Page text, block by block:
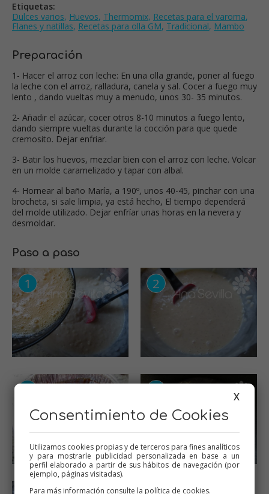
Etiquetas:
Dulces varios, Huevos, Thermomix, Recetas para el varoma,
Flanes y natillas, Recetas para olla GM, Tradicional, Mambo
Preparación
1- Hacer el arroz con leche: En una olla grande, poner al fuego
la leche con el arroz, ralladura, canela y sal. Cocer a fuego muy
lento , dando vueltas muy a menudo, unos 30- 35 minutos.
2- Añadir el azúcar, cocer otros 8-10 minutos a fuego lento,
dando siempre vueltas durante la cocción para que quede
cremosito. Dejar enfriar.
3- Batir los huevos, mezclar bien con el arroz con leche. Volcar
en un molde caramelizado y tapar con albal.
4- Hornear al baño María, a 190º, unos 40-45, pinchar con una
brocheta, si sale limpia, ya está hecho, El tiempo dependerá
del molde utilizado. Dejar enfríar unas horas en la nevera y
desmoldar.
Paso a paso
X
Consentimiento de Cookies
Utilizamos cookies propias y de terceros para fines analíticos
y para mostrarle publicidad personalizada en base a un
perfil elaborado a partir de sus hábitos de navegación (por
ejemplo, páginas visitadas).
Para más información consulte la política de cookies.